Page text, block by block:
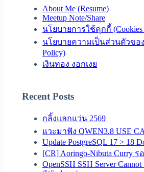
About Me (Resume)
Meetup Note/Share
นโยบายการใช้คุกกี้ (Cookies
นโยบายความเป็นส่วนตัวขอ
Policy)
เงินทอง งอกเงย
Recent Posts
กลิ้งแลกแว่น 2569
แวะมาฟัง QWEN3.8 USE
Update PostgreSQL 17 > 18
[CR] Aoringo-Nibuta Curry
OpenSSH SSH Server